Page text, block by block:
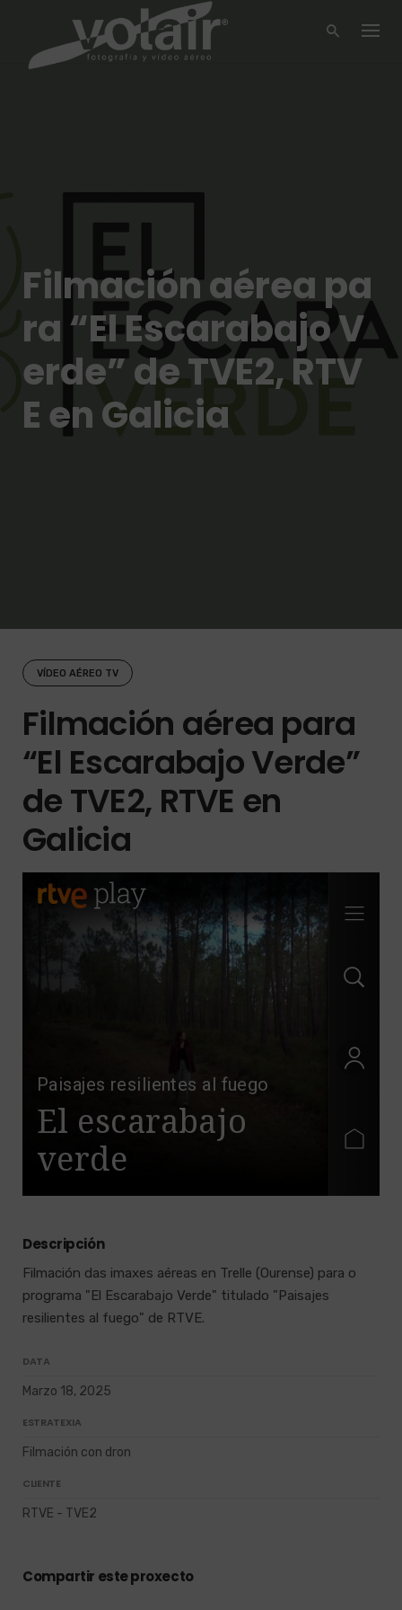
content
Filmación aérea pa
ra “El Escarabajo V
erde” de TVE2, RTV
E en Galicia
VÍDEO AÉREO TV
Filmación aérea para
“El Escarabajo Verde”
de TVE2, RTVE en
Galicia
Descripción
Filmación das imaxes aéreas en Trelle (Ourense) para o
programa "El Escarabajo Verde" titulado "Paisajes
resilientes al fuego" de RTVE.
DATA
Marzo 18, 2025
ESTRATEXIA
Filmación con dron
CLIENTE
RTVE - TVE2
Compartir este proxecto